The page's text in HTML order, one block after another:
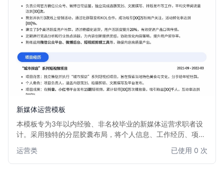
新媒体运营模板
本模板专为3年以内经验、非名校毕业的新媒体运营求职者设
计。采用独特的分层胶囊布局，将个人信息、工作经历、项目
简洁高效，突出核心竞争力，帮助你在众多简历中脱颖而出。
非常适合希望通过简历设计弥补学历背景，展现专业能力的新
运营类 已使用 0 次